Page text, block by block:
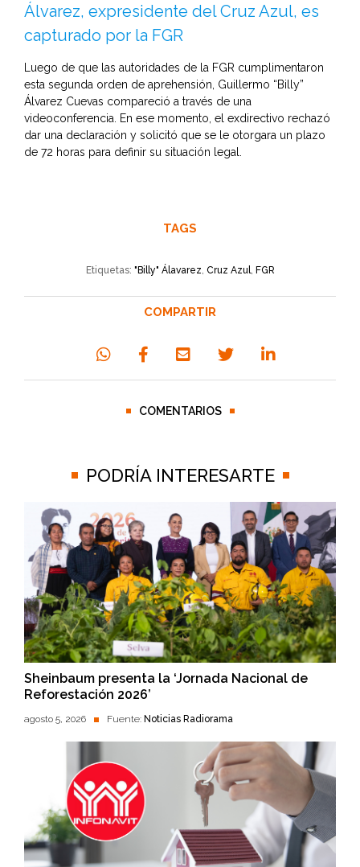
Álvarez, expresidente del Cruz Azul, es
capturado por la FGR
Luego de que las autoridades de la FGR cumplimentaron
esta segunda orden de aprehensión, Guillermo “Billy”
Álvarez Cuevas compareció a través de una
videoconferencia. En ese momento, el exdirectivo rechazó
dar una declaración y solicitó que se le otorgara un plazo
de 72 horas para definir su situación legal.
TAGS
Etiquetas: "Billy" Álavarez, Cruz Azul, FGR
COMPARTIR
COMENTARIOS
PODRÍA INTERESARTE
Sheinbaum presenta la ‘Jornada Nacional de
Reforestación 2026’
agosto 5, 2026 Fuente: Noticias Radiorama